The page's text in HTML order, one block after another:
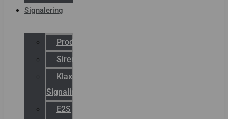
Signalering
Productcatalogus
Sirena
Klaxon
Signaling
E2S